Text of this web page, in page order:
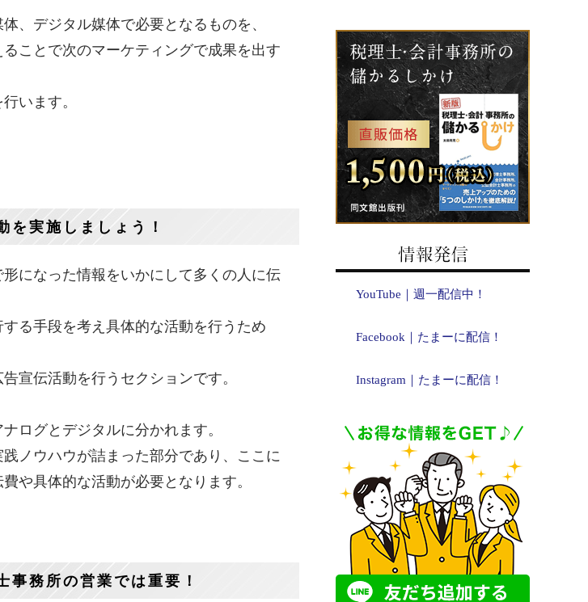
、デジタル媒体で必要となるものを、
ことで次のマーケティングで成果を出す
います。
実施しましょう！
形になった情報をいかにして多くの人に伝
する手段を考え具体的な活動を行うため
宣伝活動を行うセクションです。
ログとデジタルに分かれます。
ノウハウが詰まった部分であり、ここに
や具体的な活動が必要となります。
務所の営業では重要！
YouTube｜週一配信中！
Facebook｜たまーに配信！
Instagram｜たまーに配信！